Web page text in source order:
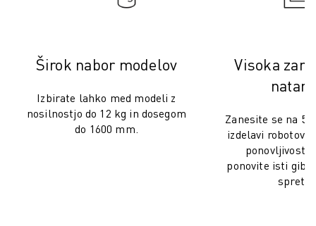
IZOBRAŽEVALNI DOGODKI
DOGODKI
O DRUŽBI FANUC
O DRUŽBI FANUC
Širok nabor modelov
Izbirate lahko med modeli z
nosilnostjo do 12 kg in dosegom
do 1600 mm.
Visoka
Zanesite se na
izdelavi robotov
ponovljivosti
ponovite isti gib